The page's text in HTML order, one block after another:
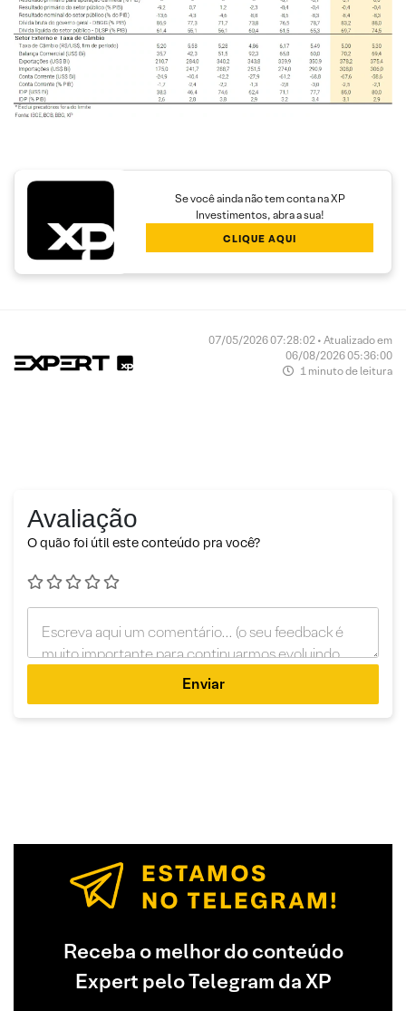
Se você ainda não tem conta na XP
Investimentos, abra a sua!
CLIQUE AQUI
07/05/2026 07:28:02 • Atualizado em
06/08/2026 05:36:00
1 minuto de leitura
Avaliação
O quão foi útil este conteúdo pra você?
Enviar
Receba o melhor do conteúdo
Expert pelo Telegram da XP